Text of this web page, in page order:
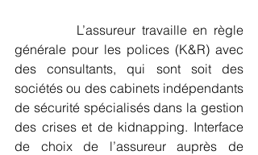
générale pour les polices (K&R) avec
des consultants, qui sont soit des
sociétés ou des cabinets indépendants
de sécurité spécialisés dans la gestion
des crises et de kidnapping. Interface
de choix de l’assureur auprès de